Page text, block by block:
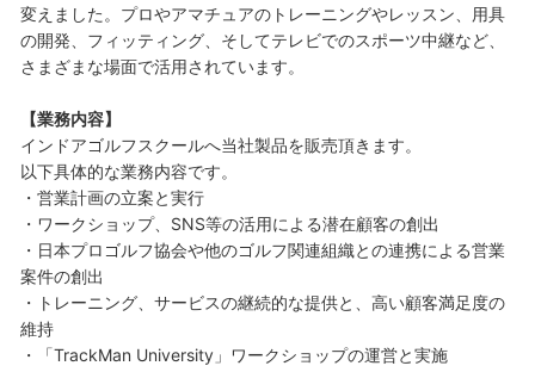
変えました。プロやアマチュアのトレーニングやレッスン、用具
の開発、フィッティング、そしてテレビでのスポーツ中継など、
さまざまな場面で活用されています。
【業務内容】
インドアゴルフスクールへ当社製品を販売頂きます。
以下具体的な業務内容です。
・営業計画の立案と実行
・ワークショップ、SNS等の活用による潜在顧客の創出
・日本プロゴルフ協会や他のゴルフ関連組織との連携による営業
案件の創出
・トレーニング、サービスの継続的な提供と、高い顧客満足度の
維持
・「TrackMan University」ワークショップの運営と実施